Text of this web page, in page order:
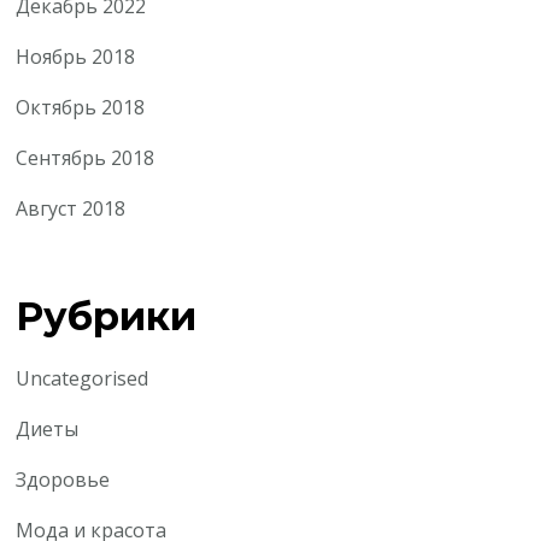
Декабрь 2022
Ноябрь 2018
Октябрь 2018
Сентябрь 2018
Август 2018
Рубрики
Uncategorised
Диеты
Здоровье
Мода и красота